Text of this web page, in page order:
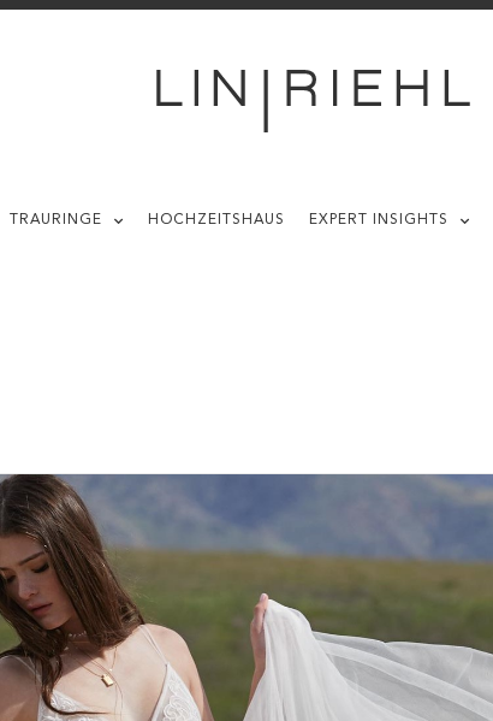
TRAURINGE HOCHZEITSHAUS EXPERT INSIGHTS